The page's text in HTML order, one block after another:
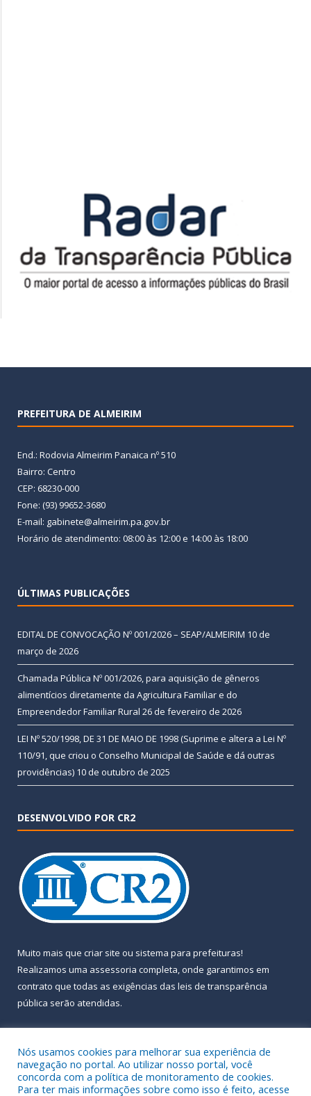
PREFEITURA DE ALMEIRIM
End.: Rodovia Almeirim Panaica nº 510
Bairro: Centro
CEP: 68230-000
Fone: (93) 99652-3680
E-mail: gabinete@almeirim.pa.gov.br
Horário de atendimento: 08:00 às 12:00 e 14:00 às 18:00
ÚLTIMAS PUBLICAÇÕES
EDITAL DE CONVOCAÇÃO Nº 001/2026 – SEAP/ALMEIRIM 10 de
março de 2026
Chamada Pública Nº 001/2026, para aquisição de gêneros
alimentícios diretamente da Agricultura Familiar e do
Empreendedor Familiar Rural 26 de fevereiro de 2026
LEI Nº 520/1998, DE 31 DE MAIO DE 1998 (Suprime e altera a Lei Nº
110/91, que criou o Conselho Municipal de Saúde e dá outras
providências) 10 de outubro de 2025
DESENVOLVIDO POR CR2
Muito mais que criar site ou sistema para prefeituras!
Realizamos uma assessoria completa, onde garantimos em
contrato que todas as exigências das leis de transparência
pública serão atendidas.
Nós usamos cookies para melhorar sua experiência de
navegação no portal. Ao utilizar nosso portal, você
concorda com a política de monitoramento de cookies.
Para ter mais informações sobre como isso é feito, acesse